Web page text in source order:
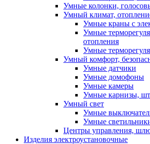
Умные колонки,
Умный климат,
Умные краны с
Умные
отопления
Умные
Умный комфорт,
Умные датчики
Умные домофоны
Умные камеры
Умные карнизы,
Умный свет
Умные
Умные
Центры управления,
Изделия электроустановочные